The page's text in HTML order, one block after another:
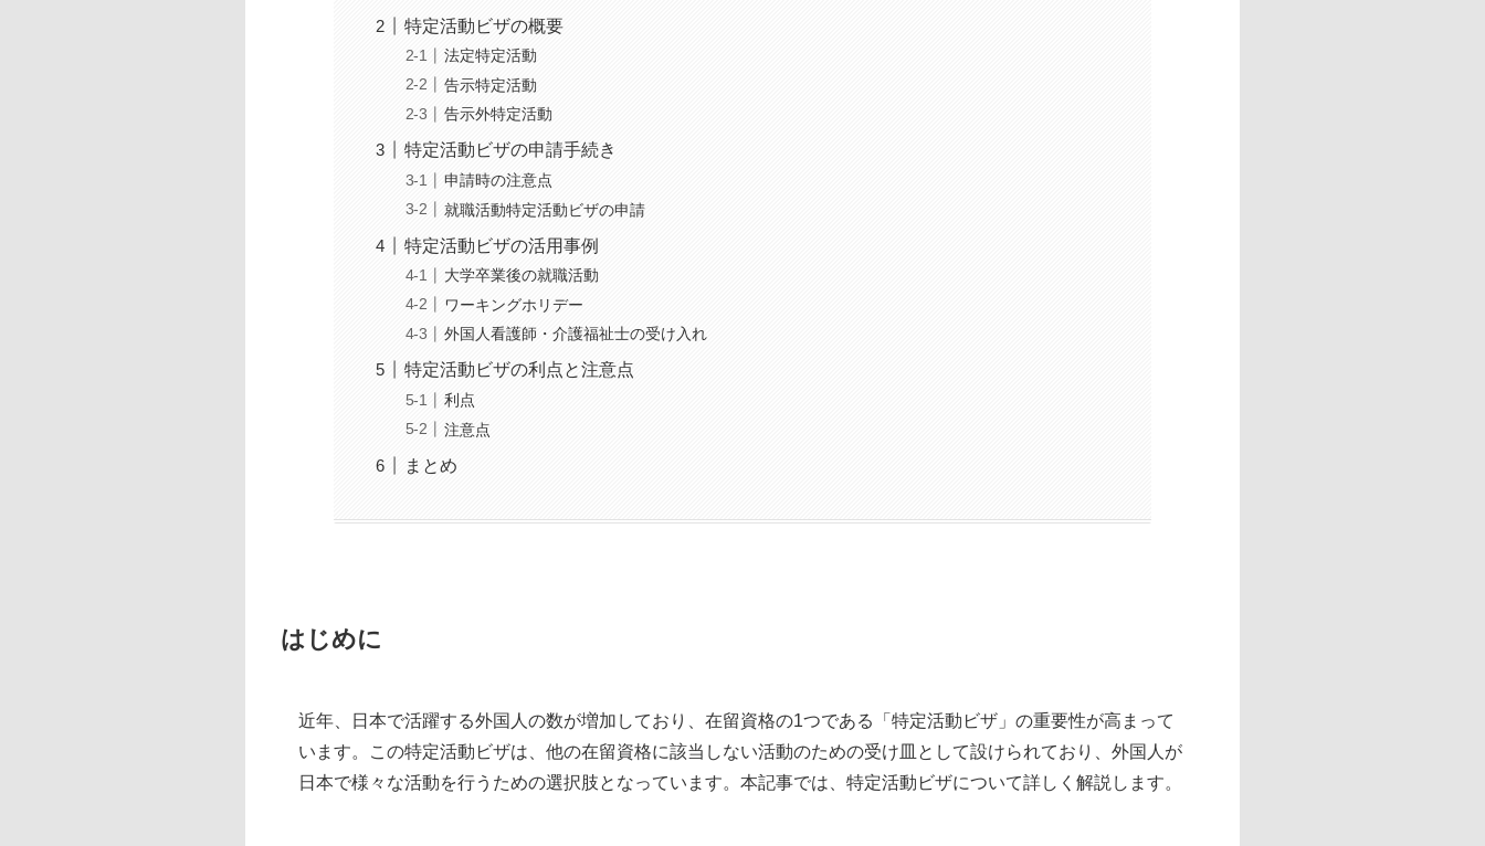
特定活動ビザの概要
法定特定活動
告示特定活動
告示外特定活動
特定活動ビザの申請手続き
申請時の注意点
就職活動特定活動ビザの申請
特定活動ビザの活用事例
大学卒業後の就職活動
ワーキングホリデー
外国人看護師・介護福祉士の受け入れ
特定活動ビザの利点と注意点
利点
注意点
まとめ
はじめに
近年、日本で活躍する外国人の数が増加しており、在留資格の1つである「特定活動ビザ」の重要性が高まって
います。この特定活動ビザは、他の在留資格に該当しない活動のための受け皿として設けられており、外国人が
日本で様々な活動を行うための選択肢となっています。本記事では、特定活動ビザについて詳しく解説します。